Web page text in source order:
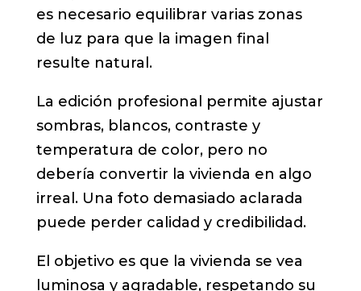
es necesario equilibrar varias zonas
de luz para que la imagen final
resulte natural.
La edición profesional permite ajustar
sombras, blancos, contraste y
temperatura de color, pero no
debería convertir la vivienda en algo
irreal. Una foto demasiado aclarada
puede perder calidad y credibilidad.
El objetivo es que la vivienda se vea
luminosa y agradable, respetando su